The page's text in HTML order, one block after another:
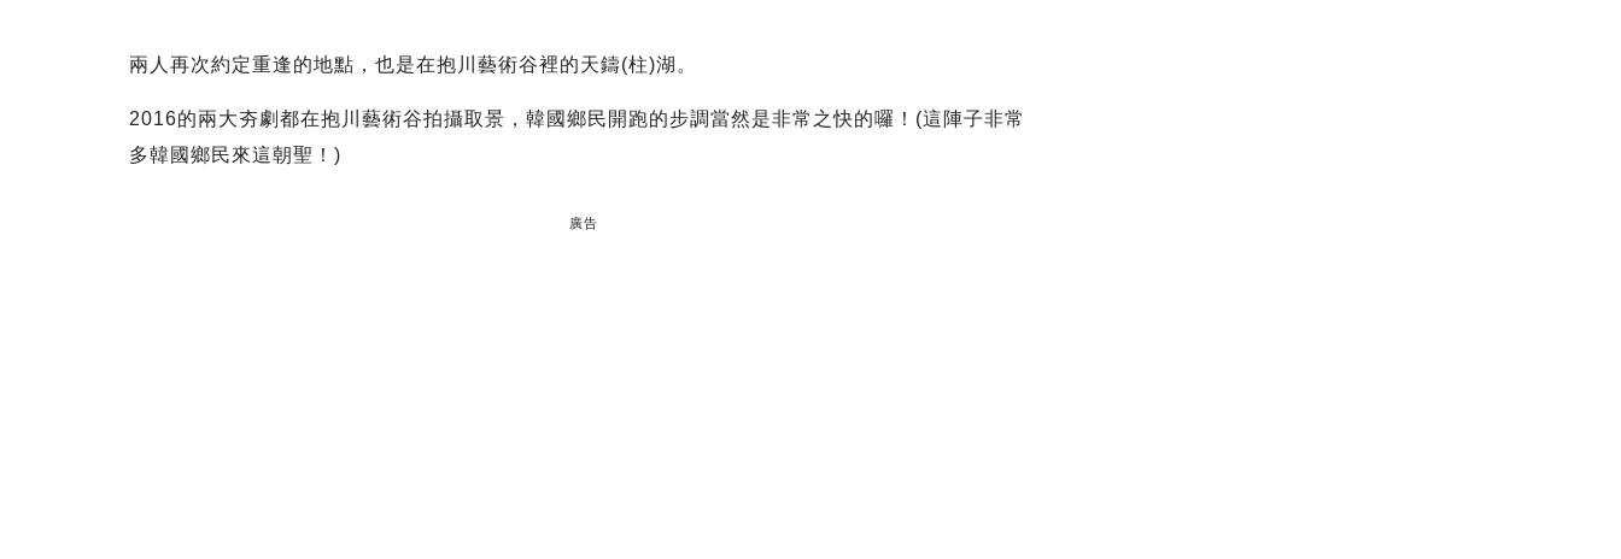
兩人再次約定重逢的地點，也是在抱川藝術谷裡的天鑄(柱)湖。
2016的兩大夯劇都在抱川藝術谷拍攝取景，韓國鄉民開跑的步調當然是非常之快的囉！(這陣子非常
多韓國鄉民來這朝聖！)
廣告